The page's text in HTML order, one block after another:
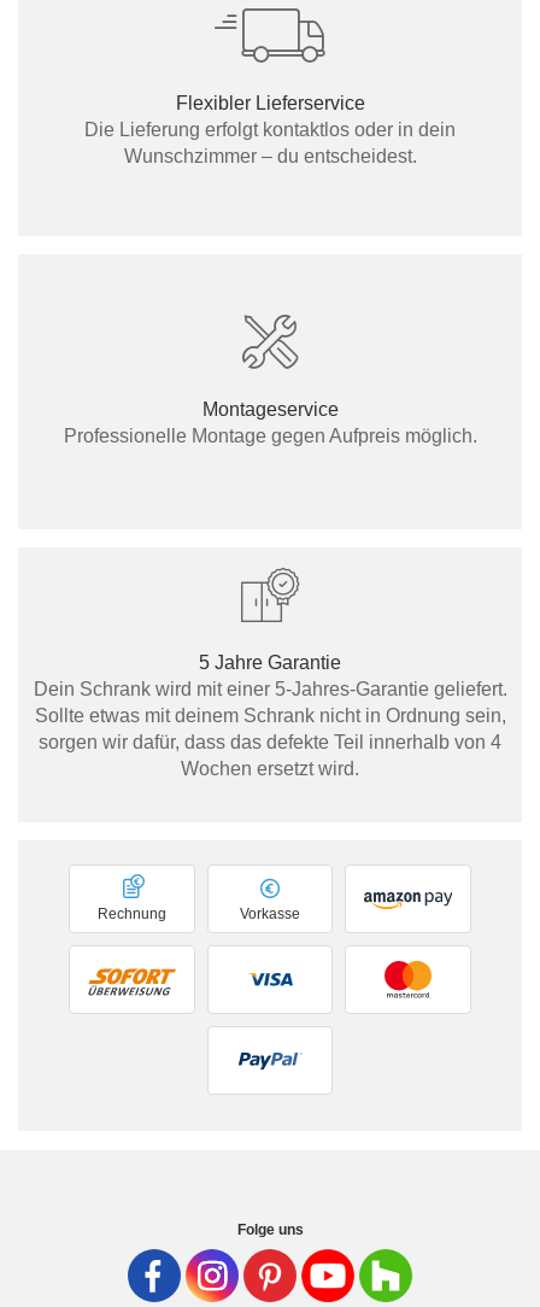
Flexibler Lieferservice
Die Lieferung erfolgt kontaktlos oder in dein
Wunschzimmer – du entscheidest.
Montageservice
Professionelle Montage gegen Aufpreis möglich.
5 Jahre Garantie
Dein Schrank wird mit einer 5-Jahres-Garantie geliefert.
Sollte etwas mit deinem Schrank nicht in Ordnung sein,
sorgen wir dafür, dass das defekte Teil innerhalb von 4
Wochen ersetzt wird.
Vorkasse
Rechnung
Folge uns